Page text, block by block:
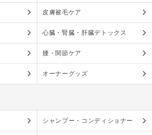
皮膚被毛ケア
心臓・腎臓・肝臓デトックス
腰・関節ケア
オーナーグッズ
シャンプー・コンディショナー